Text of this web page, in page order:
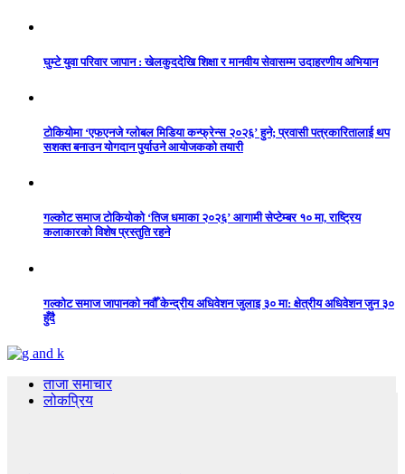
घुम्टे युवा परिवार जापान : खेलकुददेखि शिक्षा र मानवीय सेवासम्म उदाहरणीय अभियान
टोकियोमा ‘एफएनजे ग्लोबल मिडिया कन्फ्रेन्स २०२६’ हुने; प्रवासी पत्रकारितालाई थप
सशक्त बनाउन योगदान पुर्याउने आयोजकको तयारी
गल्कोट समाज टोकियोको ‘तिज धमाका २०२६’ आगामी सेप्टेम्बर १० मा, राष्ट्रिय
कलाकारको विशेष प्रस्तुति रहने
गल्कोट समाज जापानको नवौँ केन्द्रीय अधिवेशन जुलाइ ३० मा: क्षेत्रीय अधिवेशन जुन ३०
हुँदै
ताजा समाचार
लोकप्रिय